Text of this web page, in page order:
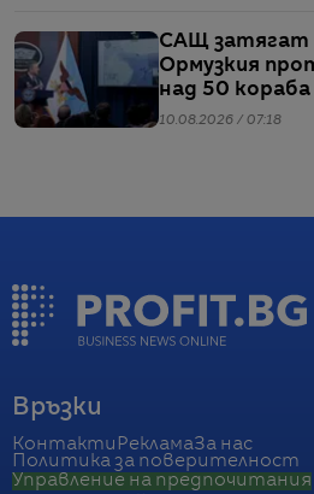
САЩ затягат
Ормузкия
над 50 кораба
10.08.2026 / 07:18
Връзки
Контакти РекламаЗа нас
Политика за поверителност
Управление на предпочитания